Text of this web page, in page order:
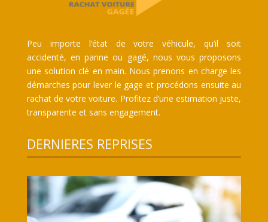
Peu importe l’état de votre véhicule, qu’il soit
accidenté, en panne ou gagé, nous vous proposons
une solution clé en main. Nous prenons en charge les
démarches pour lever le gage et procédons ensuite au
rachat de votre voiture. Profitez d’une estimation juste,
transparente et sans engagement.
DERNIERES REPRISES